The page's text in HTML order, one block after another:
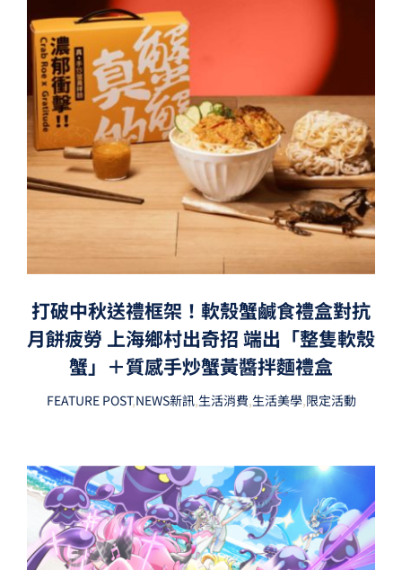
打破中秋送禮框架！軟殼蟹鹹食禮盒對抗
月餅疲勞 上海鄉村出奇招 端出「整隻軟殼
蟹」＋質感手炒蟹黃醬拌麵禮盒
FEATURE POST,NEWS新訊,生活消費,生活美學,限定活動